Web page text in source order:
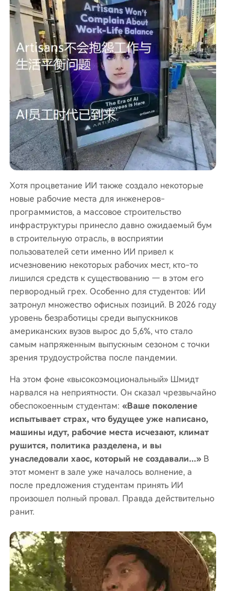
Хотя процветание ИИ также создало некоторые
новые рабочие места для инженеров-
программистов, а массовое строительство
инфраструктуры принесло давно ожидаемый бум
в строительную отрасль, в восприятии
пользователей сети именно ИИ привел к
исчезновению некоторых рабочих мест, кто-то
лишился средств к существованию — в этом его
первородный грех. Особенно для студентов: ИИ
затронул множество офисных позиций. В 2026 году
уровень безработицы среди выпускников
американских вузов вырос до 5,6%, что стало
самым напряженным выпускным сезоном с точки
зрения трудоустройства после пандемии.
На этом фоне «высокоэмоциональный» Шмидт
нарвался на неприятности. Он сказал чрезвычайно
обеспокоенным студентам: «Ваше поколение
испытывает страх, что будущее уже написано,
машины идут, рабочие места исчезают, климат
рушится, политика разделена, и вы
унаследовали хаос, который не создавали...» В
этот момент в зале уже началось волнение, а
после предложения студентам принять ИИ
произошел полный провал. Правда действительно
ранит.